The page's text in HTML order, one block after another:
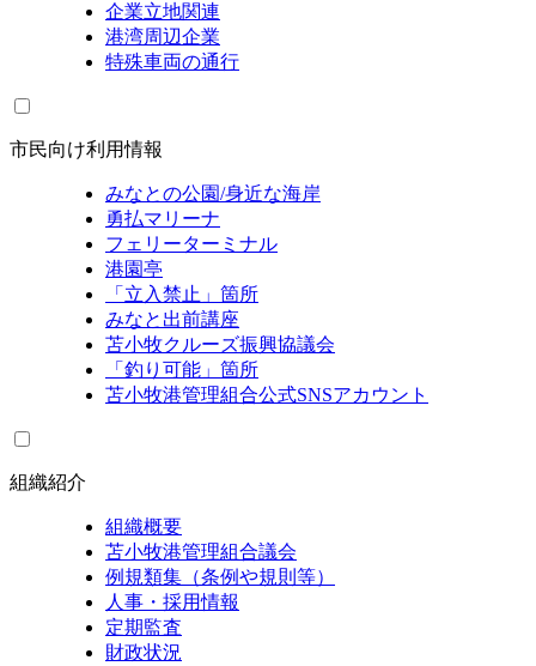
企業立地関連
港湾周辺企業
特殊車両の通行
市民向け利用情報
みなとの公園/身近な海岸
勇払マリーナ
フェリーターミナル
港園亭
「立入禁止」箇所
みなと出前講座
苫小牧クルーズ振興協議会
「釣り可能」箇所
苫小牧港管理組合公式SNSアカウント
組織紹介
組織概要
苫小牧港管理組合議会
例規類集（条例や規則等）
人事・採用情報
定期監査
財政状況